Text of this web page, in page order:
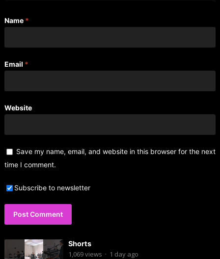
Name *
Email *
Website
Save my name, email, and website in this browser for the next
time I comment.
Subscribe to newsletter
Shorts
1,069views · 1 day ago